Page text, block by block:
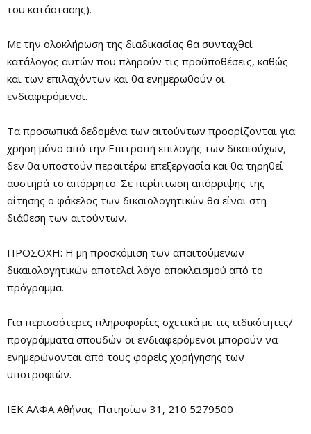
του κατάστασης).
Με την ολοκλήρωση της διαδικασίας θα συνταχθεί
κατάλογος αυτών που πληρούν τις προϋποθέσεις, καθώς
και των επιλαχόντων και θα ενημερωθούν οι
ενδιαφερόμενοι.
Τα προσωπικά δεδομένα των αιτούντων προορίζονται για
χρήση μόνο από την Επιτροπή επιλογής των δικαιούχων,
δεν θα υποστούν περαιτέρω επεξεργασία και θα τηρηθεί
αυστηρά το απόρρητο. Σε περίπτωση απόρριψης της
αίτησης ο φάκελος των δικαιολογητικών θα είναι στη
διάθεση των αιτούντων.
ΠΡΟΣΟΧΗ: Η μη προσκόμιση των απαιτούμενων
δικαιολογητικών αποτελεί λόγο αποκλεισμού από το
πρόγραμμα.
Για περισσότερες πληροφορίες σχετικά με τις ειδικότητες/
προγράμματα σπουδών οι ενδιαφερόμενοι μπορούν να
ενημερώνονται από τους φορείς χορήγησης των
υποτροφιών.
ΙΕΚ ΑΛΦΑ Αθήνας: Πατησίων 31, 210 5279500